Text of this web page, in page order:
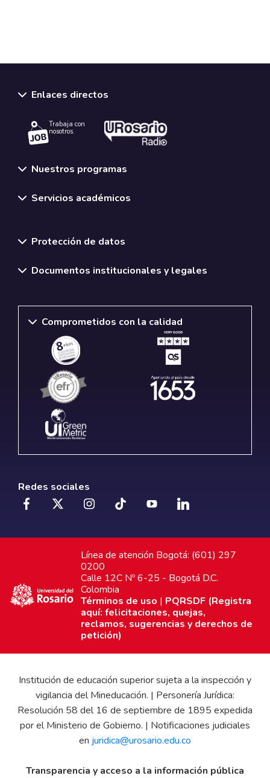
Enlaces directos
Trabaja con
nosotros.
Nuestros programas
Servicios académicos
Protección de datos
Documentos institucionales y legales
Comprometidos con la calidad
Redes sociales
Línea de atención Bogotá: (601) 297
0200
Calle 12C Nº 6-25 - Bogotá D.C.
Colombia
Términos de uso | PQRSDF (Registra
aquí: felicitaciones, quejas,
reclamos, sugerencias y derechos de
petición)
Institución de educación superior sujeta a la inspección y
vigilancia del Mineducación. | Personería Jurídica:
Resolución 58 del 16 de septiembre de 1895 expedida
por el Ministerio de Gobierno. | Notificaciones judiciales
en juridica@urosario.edu.co
Transparencia y acceso a la información pública